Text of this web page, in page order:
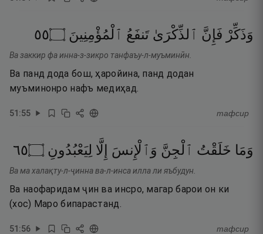
وَذَكِّرْ فَإِنَّ ٱلذِّكْرَىٰ تَنفَعُ ٱلْمُؤْمِنِينَ ۝٥٥
Ва заккир фа инна-з-зикро танфаъу-л-муъминӣн.
Ва панд дода бош, ҳаройина, панд додан
муъминонро нафъ медиҳад.
51:55 тафсир
وَمَا خَلَقْتُ ٱلْجِنَّ وَٱلْإِنسَ إِلَّا لِيَعْبُدُونِ ۝٥٦
Ва ма халақту-л-ҷинна ва-л-инса илла ли яъбудун.
Ва наофаридам ҷин ва инсро, магар барои он ки
(хос) Маро бипарастанд.
51:56 тафсир